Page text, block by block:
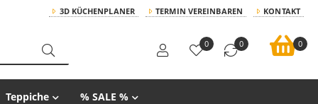
3D KÜCHENPLANER TERMIN VEREINBAREN KONTAKT
0 0 0
Teppiche % SALE %